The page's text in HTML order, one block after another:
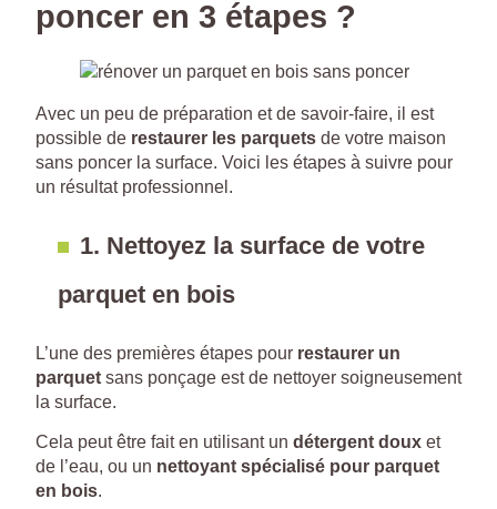
poncer en 3 étapes ?
Avec un peu de préparation et de savoir-faire, il est
possible de restaurer les parquets de votre maison
sans poncer la surface. Voici les étapes à suivre pour
un résultat professionnel.
1. Nettoyez la surface de votre
parquet en bois
L’une des premières étapes pour restaurer un
parquet sans ponçage est de nettoyer soigneusement
la surface.
Cela peut être fait en utilisant un détergent doux et
de l’eau, ou un nettoyant spécialisé pour parquet
en bois.